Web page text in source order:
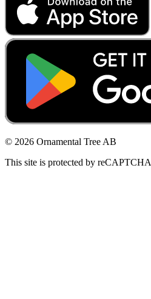
© 2026 Ornamental Tree AB
This site is protected by reCAPTCHA